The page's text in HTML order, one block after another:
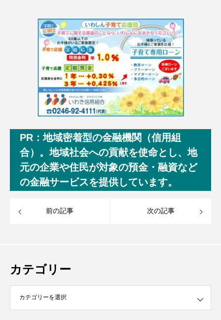
PR：地域密着型の金融機関（信用組
合）。地域社会への貢献を使命とし、地
元の企業や住民が対象の預金・融資など
の金融サービスを提供しています。
前の記事 次の記事
カテゴリー